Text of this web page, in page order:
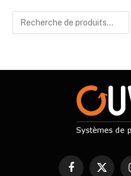
Recherche
pour :
FacebookX